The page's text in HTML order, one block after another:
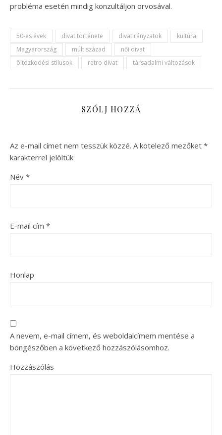
probléma esetén mindig konzultáljon orvosával.
50-es évek divat története divatirányzatok
kultúra
Magyarország
múlt század
női divat
öltözködési stílusok
retro divat társadalmi változások
SZÓLJ HOZZÁ
Az e-mail címet nem tesszük közzé. A kötelező mezőket *
karakterrel jelöltük
Név *
E-mail cím *
Honlap
A nevem, e-mail címem, és weboldalcímem mentése a
böngészőben a következő hozzászólásomhoz.
Hozzászólás